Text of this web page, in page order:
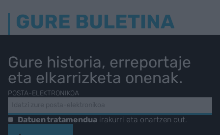
GURE BULETINA
Gure historia, erreportaje
eta elkarrizketa onenak.
POSTA-ELEKTRONIKOA
Datuen tratamenduairakurri eta onartzen dut.